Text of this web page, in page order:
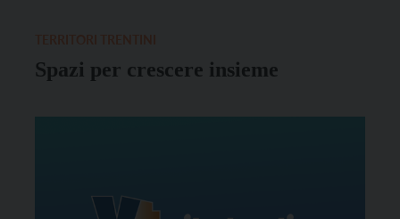
Spazi per crescere insieme